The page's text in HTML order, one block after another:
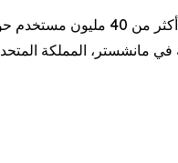
تخدم الشركة أكثر
مانشستر، المملكة